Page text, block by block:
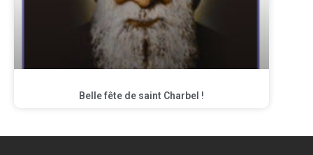
Belle fête de saint Charbel !